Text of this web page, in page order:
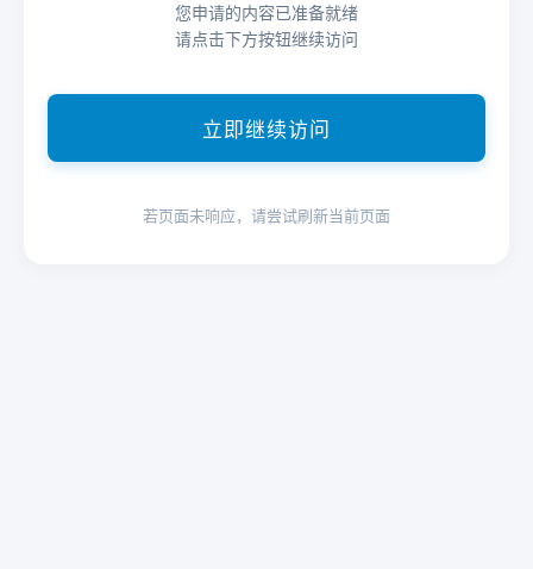
您申请的内容已准备就绪
请点击下方按钮继续访问
立即继续访问
若页面未响应，请尝试刷新当前页面